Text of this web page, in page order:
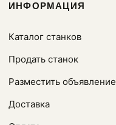
ИНФОРМАЦИЯ
Каталог станков
Продать станок
Разместить объявление
Доставка